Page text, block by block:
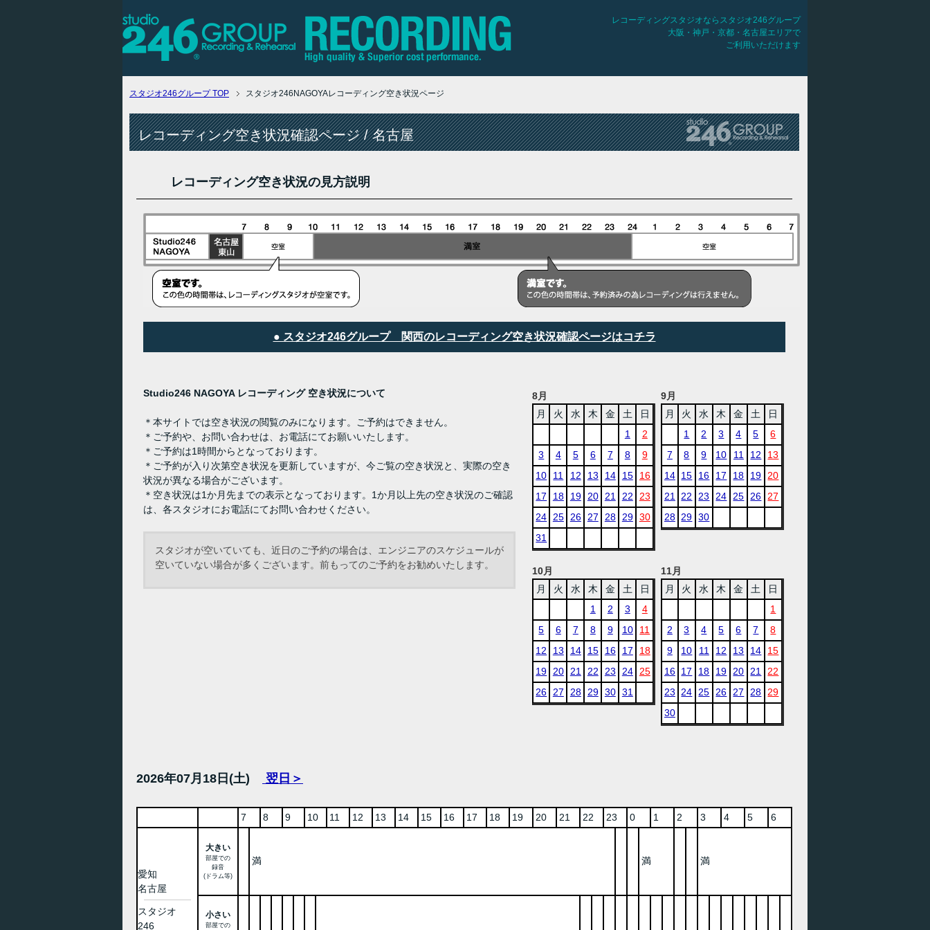
レコーディングスタジオならスタジオ246グループ
大阪・神戸・京都・名古屋エリアで
ご利用いただけます
スタジオ246グループTOP スタジオ246NAGOYAレコーディング空き状況ページ
レコーディング空き状況確認ページ / 名古屋
レコーディング空き状況の見方説明
● スタジオ246グループ 関西のレコーディング空き状況確認ページはコチラ
Studio246 NAGOYA レコーディング 空き状況について
＊本サイトでは空き状況の閲覧のみになります。ご予約はできません。
＊ご予約や、お問い合わせは、お電話にてお願いいたします。
＊ご予約は1時間からとなっております。
＊ご予約が入り次第空き状況を更新していますが、今ご覧の空き状況と、実際の空き
状況が異なる場合がございます。
＊空き状況は1か月先までの表示となっております。1か月以上先の空き状況のご確認
は、各スタジオにお電話にてお問い合わせください。
スタジオが空いていても、近日のご予約の場合は、エンジニアのスケジュールが
空いていない場合が多くございます。前もってのご予約をお勧めいたします。
8月
月
火 水 木 金 土
日
1
2
3
4 5 6 7 8
9
10
11 12 13 14 15
16
17
18 19 20 21 22
23
24
25 26 27 28 29 30
31
9月
月
火 水 木 金 土
日
1
2 3 4 5
6
7
8 9 10 11 12
13
14 15 16 17 18 19
20
21
22 23 24 25 26
27
28 29 30
10月
月
火 水 木 金 土
日
1
2 3
4
5
6 7 8 9 10
11
12
13 14 15 16 17
18
19
20 21 22 23 24
25
26
27 28 29 30 31
11月
月
火 水 木 金 土
日
1
2
3 4 5 6 7
8
9
10 11 12 13 14
15
16 17 18 19 20 21
22
23
24 25 26 27 28
29
30
2026年07月18日(土) 翌日＞
7 8 9 10 11 12 13 14 15 16 17 18 19 20 21 22 23 0 1 2 3 4 5 6
愛知
名古屋
スタジオ
246
大きい
部屋での
録音
(ドラム等)
満 満 満
小さい
部屋での